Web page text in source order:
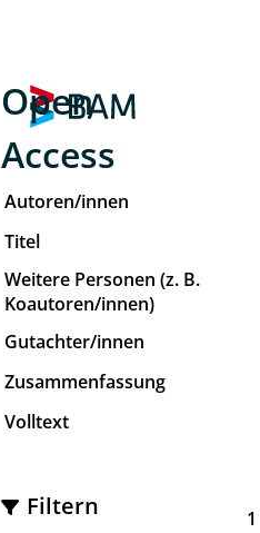
Open
Access
Autoren/innen
Titel
Weitere Personen (z. B.
Koautoren/innen)
Gutachter/innen
Zusammenfassung
Volltext
Filtern 1